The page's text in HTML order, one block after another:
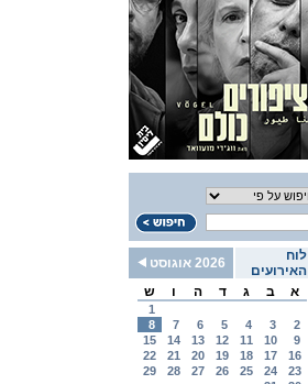
לוח
האירועים
2026 אוגוסט
א
ב ג ד ה ו ש
1
2
3
4
5
6
7
8
9
10
11
12
13
14
15
16
17
18
19
20
21
22
23
24
25
26
27
28
29